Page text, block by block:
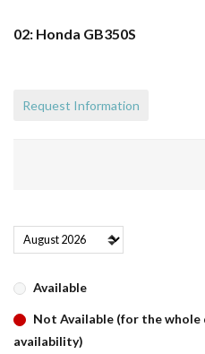
02: Honda GB350S
Request Information
Available
Not Available (for the whole
availability)